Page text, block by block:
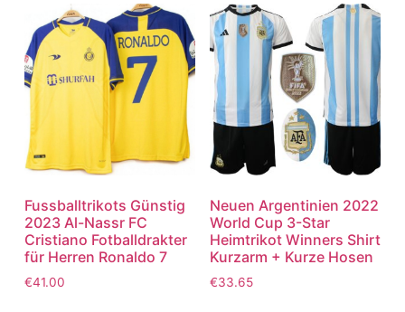
Fussballtrikots Günstig
2023 Al-Nassr FC
Cristiano Fotballdrakter
für Herren Ronaldo 7
€41.00
Neuen Argentinien 2022
World Cup 3-Star
Heimtrikot Winners Shirt
Kurzarm + Kurze Hosen
€33.65